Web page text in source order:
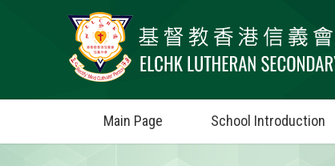
Main Page School Introduction